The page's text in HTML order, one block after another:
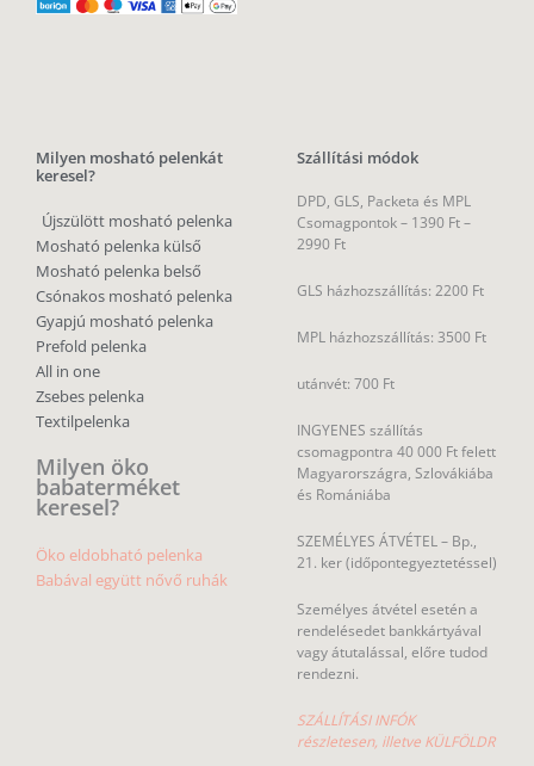
Milyen mosható pelenkát
keresel?
Újszülött mosható pelenka
Mosható pelenka külső
Mosható pelenka belső
Csónakos mosható pelenka
Gyapjú mosható pelenka
Prefold pelenka
All in one
Zsebes pelenka
Textilpelenka
Milyen öko
babaterméket
keresel?
Öko eldobható pelenka
Babával együtt nővő ruhák
Szállítási módok
DPD, GLS, Packeta és MPL
Csomagpontok – 1390 Ft –
2990 Ft
GLS házhozszállítás: 2200 Ft
MPL házhozszállítás: 3500 Ft
utánvét: 700 Ft
INGYENES szállítás
csomagpontra 40 000 Ft felett
Magyarországra, Szlovákiába
és Romániába
SZEMÉLYES ÁTVÉTEL – Bp.,
21. ker (időpontegyeztetéssel)
Személyes átvétel esetén a
rendelésedet bankkártyával
vagy átutalással, előre tudod
rendezni.
SZÁLLÍTÁSI INFÓK
részletesen, illetve KÜLFÖLDR